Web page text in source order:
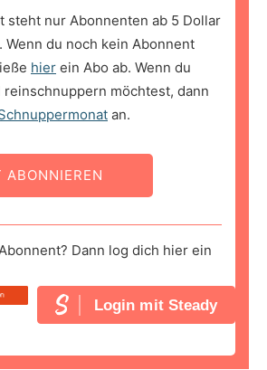
steht nur Abonnenten ab 5 Dollar
Wenn du noch kein Abonnent
hier ein Abo ab. Wenn du
möchtest, dann
an.
ABONNIEREN
Dann log dich hier ein
Login mit Steady